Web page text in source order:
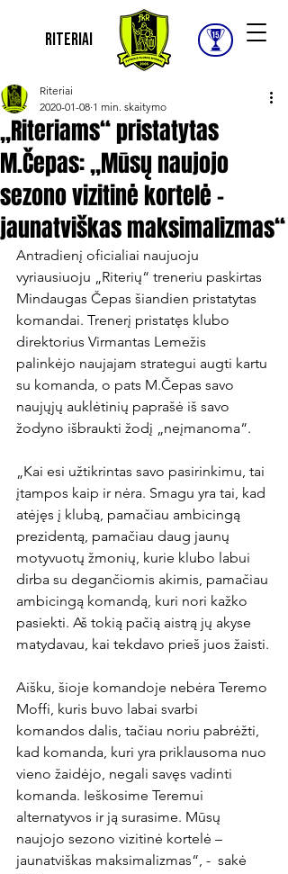
Riteriai
„Riteriams“ pristatytas
M.Čepas: „Mūsų naujojo
sezono vizitinė kortelė –
jaunatviškas maksimalizmas“
Riteriai
2020-01-08 1 min. skaitymo
Antradienį oficialiai naujuoju
vyriausiuoju „Riterių“ treneriu paskirtas
Mindaugas Čepas šiandien pristatytas
komandai. Trenerį pristatęs klubo
direktorius Virmantas Lemežis
palinkėjo naujajam strategui augti kartu
su komanda, o pats M.Čepas savo
naujųjų auklėtinių paprašė iš savo
žodyno išbraukti žodį „neįmanoma“.
„Kai esi užtikrintas savo pasirinkimu, tai
įtampos kaip ir nėra. Smagu yra tai, kad
atėjęs į klubą, pamačiau ambicingą
prezidentą, pamačiau daug jaunų
motyvuotų žmonių, kurie klubo labui
dirba su degančiomis akimis, pamačiau
ambicingą komandą, kuri nori kažko
pasiekti. Aš tokią pačią aistrą jų akyse
matydavau, kai tekdavo prieš juos žaisti.
Aišku, šioje komandoje nebėra Teremo
Moffi, kuris buvo labai svarbi
komandos dalis, tačiau noriu pabrėžti,
kad komanda, kuri yra priklausoma nuo
vieno žaidėjo, negali savęs vadinti
komanda. Ieškosime Teremui
alternatyvos ir ją surasime. Mūsų
naujojo sezono vizitinė kortelė –
jaunatviškas maksimalizmas“, -  sakė